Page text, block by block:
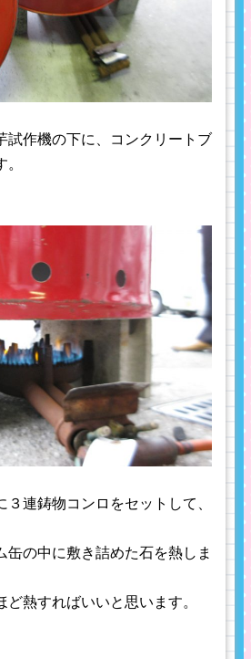
試作機の下に、コンクリートブ
３連鋳物コンロをセットして、
缶の中に敷き詰めた石を熱しま
ど熱すればいいと思います。